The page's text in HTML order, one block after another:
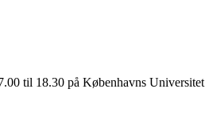
til 18.30 på Københavns Universitet